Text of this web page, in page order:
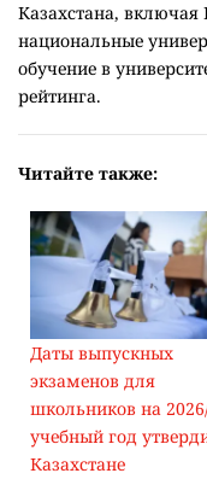
Казахстана, включая
национальные
обучение в
рейтинга.
Читайте также:
Даты выпускных
экзаменов для
школьников на
учебный год
Казахстане